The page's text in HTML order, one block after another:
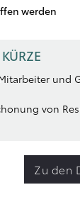
werden
und
von